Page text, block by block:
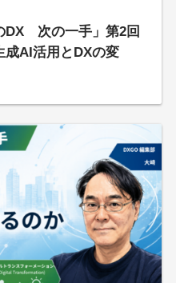
DX 次の一手」第2回
成AI活用とDXの変